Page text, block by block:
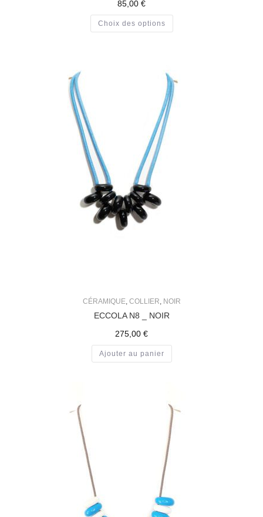
85,00 €
Choix des options
CÉRAMIQUE, COLLIER, NOIR
ECCOLA N8 _ NOIR
275,00 €
Ajouter au panier